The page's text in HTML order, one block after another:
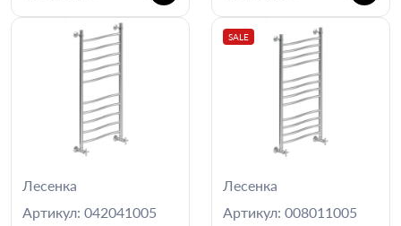
Лесенка
Артикул: 042041005
SALE
Лесенка
Артикул: 008011005